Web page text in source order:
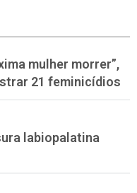
mulher morrer”,
21 feminicídios
labiopalatina